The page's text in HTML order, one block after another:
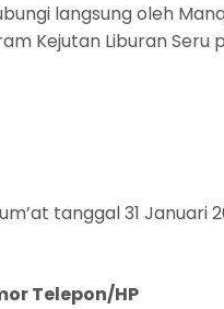
langsung oleh
Kejutan Liburan
tanggal 31 Januari
Telepon/HP